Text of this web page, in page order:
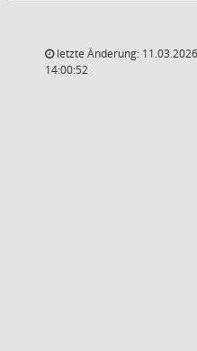
letzte Änderung: 11.03.2026
14:00:52